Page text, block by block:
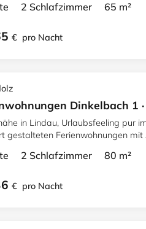
2 Schlafzimmer 65 m²
€ pro Nacht
Dinkelbach 1
in Lindau, Urlaubsfeeling pur
gestalteten Ferienwohnungen
2 Schlafzimmer 80 m²
€ pro Nacht